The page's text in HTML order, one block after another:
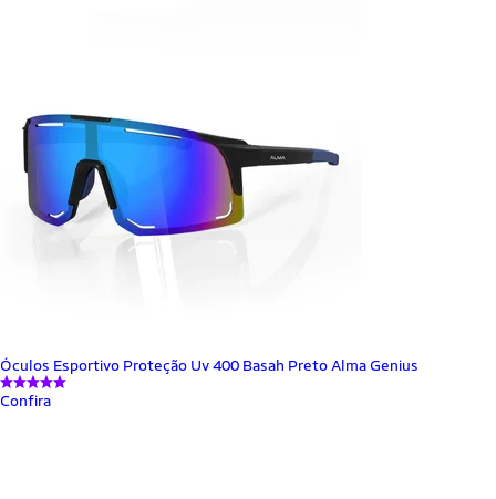
Óculos Esportivo Proteção Uv 400 Basah Preto Alma Genius
Confira